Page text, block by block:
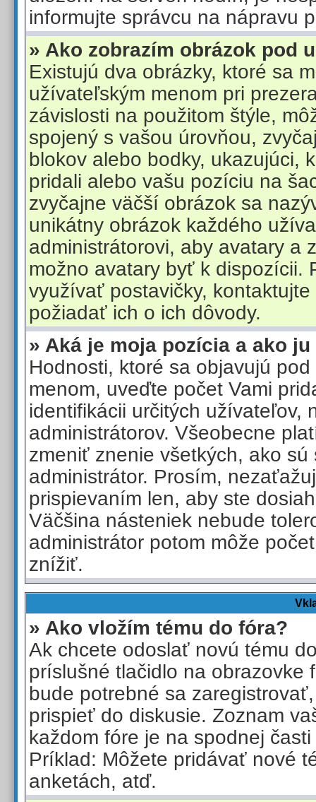
informujte správcu na nápravu
» Ako zobrazím obrázok pod
Existujú dva obrázky, ktoré sa
užívateľským menom pri
závislosti na použitom štýle,
spojený s vašou úrovňou,
blokov alebo bodky, ukazujúci,
pridali alebo vašu pozíciu na
zvyčajne väčší obrázok sa
unikátny obrázok každého
administrátorovi, aby avatary a
možno avatary byť k dispozícii.
využívať postavičky,
požiadať ich o ich dôvody.
» Aká je moja pozícia a ako
Hodnosti, ktoré sa objavujú
menom, uveďte počet Vami
identifikácii určitých užívateľov,
administrátorov. Všeobecne
zmeniť znenie všetkých, ako sú
administrátor. Prosím,
prispievaním len, aby ste
Väčšina násteniek nebude
administrátor potom môže
znížiť.
» Ako vložím tému do fóra?
Ak chcete odoslať novú tému
príslušné tlačidlo na obrazovke
bude potrebné sa
prispieť do diskusie. Zoznam
každom fóre je na spodnej
Príklad: Môžete pridávať nové
anketách, atď.